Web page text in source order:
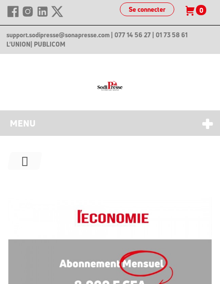
Se connecter 0
support.sodipresse@sonapresse.com | 077 14 56 27 | 01 73 58 61
L'UNION | PUBLICOM
MENU